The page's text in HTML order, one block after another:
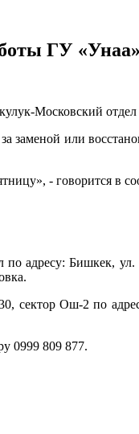
ГУ «Унаа»
Московский
или
- говорится в
адресу: Бишкек,
сектор Ош-2 по
0999 809 877.